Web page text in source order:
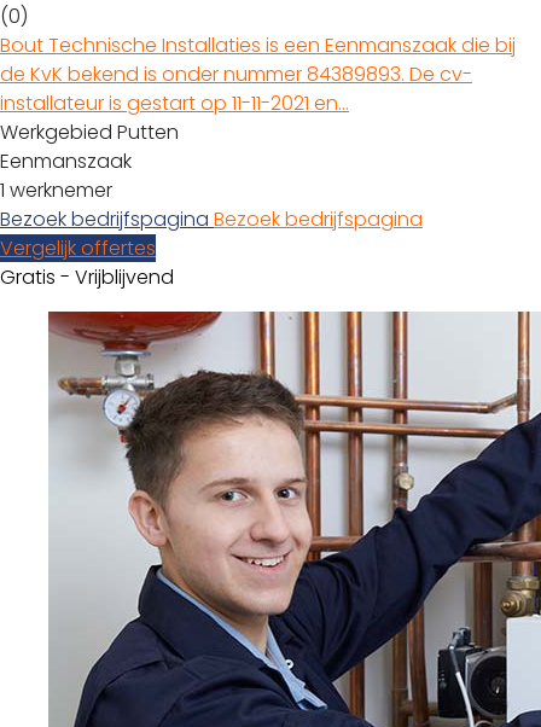
(0)
Bout Technische Installaties is een Eenmanszaak die bij
de KvK bekend is onder nummer 84389893. De cv-
installateur is gestart op 11-11-2021 en…
Werkgebied Putten
Eenmanszaak
1 werknemer
Bezoek bedrijfspagina Bezoek bedrijfspagina
Vergelijk offertes
Gratis - Vrijblijvend